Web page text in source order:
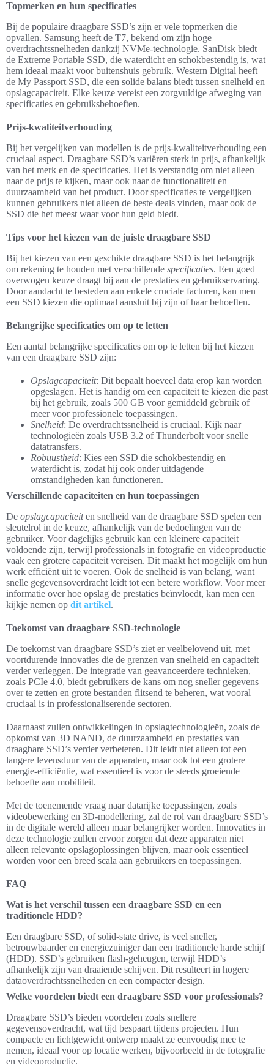
Topmerken en hun specificaties
Bij de populaire draagbare SSD’s zijn er vele topmerken die
opvallen. Samsung heeft de T7, bekend om zijn hoge
overdrachtssnelheden dankzij NVMe-technologie. SanDisk biedt
de Extreme Portable SSD, die waterdicht en schokbestendig is, wat
hem ideaal maakt voor buitenshuis gebruik. Western Digital heeft
de My Passport SSD, die een solide balans biedt tussen snelheid en
opslagcapaciteit. Elke keuze vereist een zorgvuldige afweging van
specificaties en gebruiksbehoeften.
Prijs-kwaliteitverhouding
Bij het vergelijken van modellen is de prijs-kwaliteitverhouding een
cruciaal aspect. Draagbare SSD’s variëren sterk in prijs, afhankelijk
van het merk en de specificaties. Het is verstandig om niet alleen
naar de prijs te kijken, maar ook naar de functionaliteit en
duurzaamheid van het product. Door specificaties te vergelijken
kunnen gebruikers niet alleen de beste deals vinden, maar ook de
SSD die het meest waar voor hun geld biedt.
Tips voor het kiezen van de juiste draagbare SSD
Bij het kiezen van een geschikte draagbare SSD is het belangrijk
om rekening te houden met verschillende specificaties. Een goed
overwogen keuze draagt bij aan de prestaties en gebruikservaring.
Door aandacht te besteden aan enkele cruciale factoren, kan men
een SSD kiezen die optimaal aansluit bij zijn of haar behoeften.
Belangrijke specificaties om op te letten
Een aantal belangrijke specificaties om op te letten bij het kiezen
van een draagbare SSD zijn:
Opslagcapaciteit: Dit bepaalt hoeveel data erop kan worden
opgeslagen. Het is handig om een capaciteit te kiezen die past
bij het gebruik, zoals 500 GB voor gemiddeld gebruik of
meer voor professionele toepassingen.
Snelheid: De overdrachtssnelheid is cruciaal. Kijk naar
technologieën zoals USB 3.2 of Thunderbolt voor snelle
datatransfers.
Robuustheid: Kies een SSD die schokbestendig en
waterdicht is, zodat hij ook onder uitdagende
omstandigheden kan functioneren.
Verschillende capaciteiten en hun toepassingen
De opslagcapaciteiten snelheid van de draagbare SSD spelen een
sleutelrol in de keuze, afhankelijk van de bedoelingen van de
gebruiker. Voor dagelijks gebruik kan een kleinere capaciteit
voldoende zijn, terwijl professionals in fotografie en videoproductie
vaak een grotere capaciteit vereisen. Dit maakt het mogelijk om hun
werk efficiënt uit te voeren. Ook de snelheid is van belang, want
snelle gegevensoverdracht leidt tot een betere workflow. Voor meer
informatie over hoe opslag de prestaties beïnvloedt, kan men een
kijkje nemen op dit artikel.
Toekomst van draagbare SSD-technologie
De toekomst van draagbare SSD’s ziet er veelbelovend uit, met
voortdurende innovaties die de grenzen van snelheid en capaciteit
verder verleggen. De integratie van geavanceerdere technieken,
zoals PCIe 4.0, biedt gebruikers de kans om nog sneller gegevens
over te zetten en grote bestanden flitsend te beheren, wat vooral
cruciaal is in professionaliserende sectoren.
Daarnaast zullen ontwikkelingen in opslagtechnologieën, zoals de
opkomst van 3D NAND, de duurzaamheid en prestaties van
draagbare SSD’s verder verbeteren. Dit leidt niet alleen tot een
langere levensduur van de apparaten, maar ook tot een grotere
energie-efficiëntie, wat essentieel is voor de steeds groeiende
behoefte aan mobiliteit.
Met de toenemende vraag naar datarijke toepassingen, zoals
videobewerking en 3D-modellering, zal de rol van draagbare SSD’s
in de digitale wereld alleen maar belangrijker worden. Innovaties in
deze technologie zullen ervoor zorgen dat deze apparaten niet
alleen relevante opslagoplossingen blijven, maar ook essentieel
worden voor een breed scala aan gebruikers en toepassingen.
FAQ
Wat is het verschil tussen een draagbare SSD en een
traditionele HDD?
Een draagbare SSD, of solid-state drive, is veel sneller,
betrouwbaarder en energiezuiniger dan een traditionele harde schijf
(HDD). SSD’s gebruiken flash-geheugen, terwijl HDD’s
afhankelijk zijn van draaiende schijven. Dit resulteert in hogere
dataoverdrachtssnelheden en een compacter design.
Welke voordelen biedt een draagbare SSD voor professionals?
Draagbare SSD’s bieden voordelen zoals snellere
gegevensoverdracht, wat tijd bespaart tijdens projecten. Hun
compacte en lichtgewicht ontwerp maakt ze eenvoudig mee te
nemen, ideaal voor op locatie werken, bijvoorbeeld in de fotografie
en videoproductie.